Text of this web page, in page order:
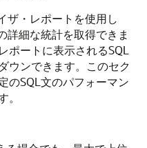
ザ・レポートを使用し
詳細な統計を取得できま
ポートに表示されるSQL
ウンできます。このセク
のSQL文のパフォーマン